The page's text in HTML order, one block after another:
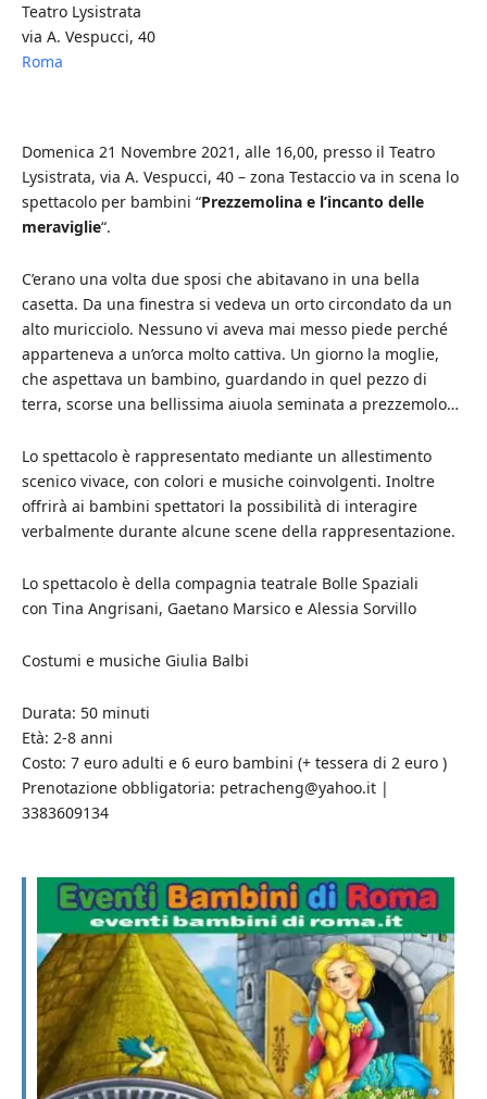
Teatro Lysistrata
via A. Vespucci, 40
Roma
Domenica 21 Novembre 2021, alle 16,00, presso il Teatro
Lysistrata, via A. Vespucci, 40 – zona Testaccio va in scena lo
spettacolo per bambini “Prezzemolina e l’incanto delle
meraviglie“.
C’erano una volta due sposi che abitavano in una bella
casetta. Da una finestra si vedeva un orto circondato da un
alto muricciolo. Nessuno vi aveva mai messo piede perché
apparteneva a un’orca molto cattiva. Un giorno la moglie,
che aspettava un bambino, guardando in quel pezzo di
terra, scorse una bellissima aiuola seminata a prezzemolo…
Lo spettacolo è rappresentato mediante un allestimento
scenico vivace, con colori e musiche coinvolgenti. Inoltre
offrirà ai bambini spettatori la possibilità di interagire
verbalmente durante alcune scene della rappresentazione.
Lo spettacolo è della compagnia teatrale Bolle Spaziali
con Tina Angrisani, Gaetano Marsico e Alessia Sorvillo
Costumi e musiche Giulia Balbi
Durata: 50 minuti
Età: 2-8 anni
Costo: 7 euro adulti e 6 euro bambini (+ tessera di 2 euro )
Prenotazione obbligatoria: petracheng@yahoo.it |
3383609134